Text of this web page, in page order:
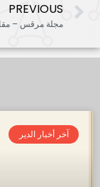
PREVIOUS
آخر أخبار الدير